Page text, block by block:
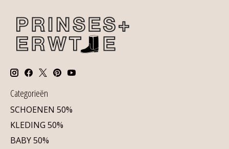
Categorieën
SCHOENEN 50%
KLEDING 50%
BABY 50%